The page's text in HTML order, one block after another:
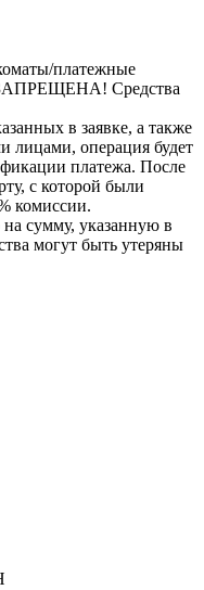
платежные
ЗАПРЕЩЕНА! Средства
в заявке, а также
лицами, операция будет
платежа. После
с которой были
комиссии.
сумму, указанную в
могут быть утеряны